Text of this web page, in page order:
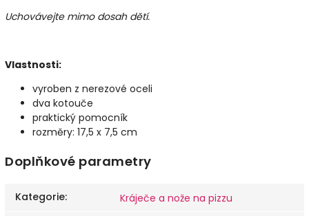
Uchovávejte mimo dosah dětí.
Vlastnosti:
vyroben z nerezové oceli
dva kotouče
praktický pomocník
rozměry: 17,5 x 7,5 cm
Doplňkové parametry
Kategorie:
Kráječe a nože na pizzu